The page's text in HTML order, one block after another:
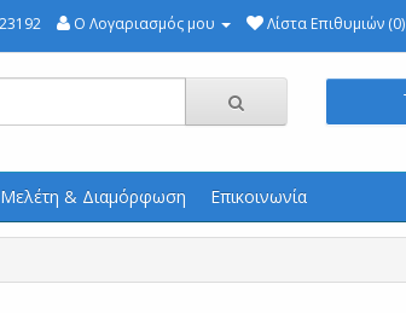
Ο Λογαριασμός μου Λίστα Επιθυμιών (0)
Μελέτη & Διαμόρφωση Επικοινωνία